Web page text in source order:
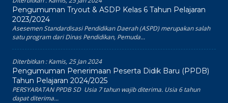
Pengumuman Tryout & ASDP Kelas 6 Tahun Pelajaran
2023/2024
Asesemen Standardisasi Pendidikan Daerah (ASPD) merupakan salah
satu program dari Dinas Pendidikan, Pemuda...
Diterbitkan :Kamis, 25 Jan 2024
Pengumuman Penerimaan Peserta Didik Baru (PPDB)
Tahun Pelajaran 2024/2025
PERSYARATAN PPDB SD Usia 7 tahun wajib diterima. Usia 6 tahun
dapat diterima...